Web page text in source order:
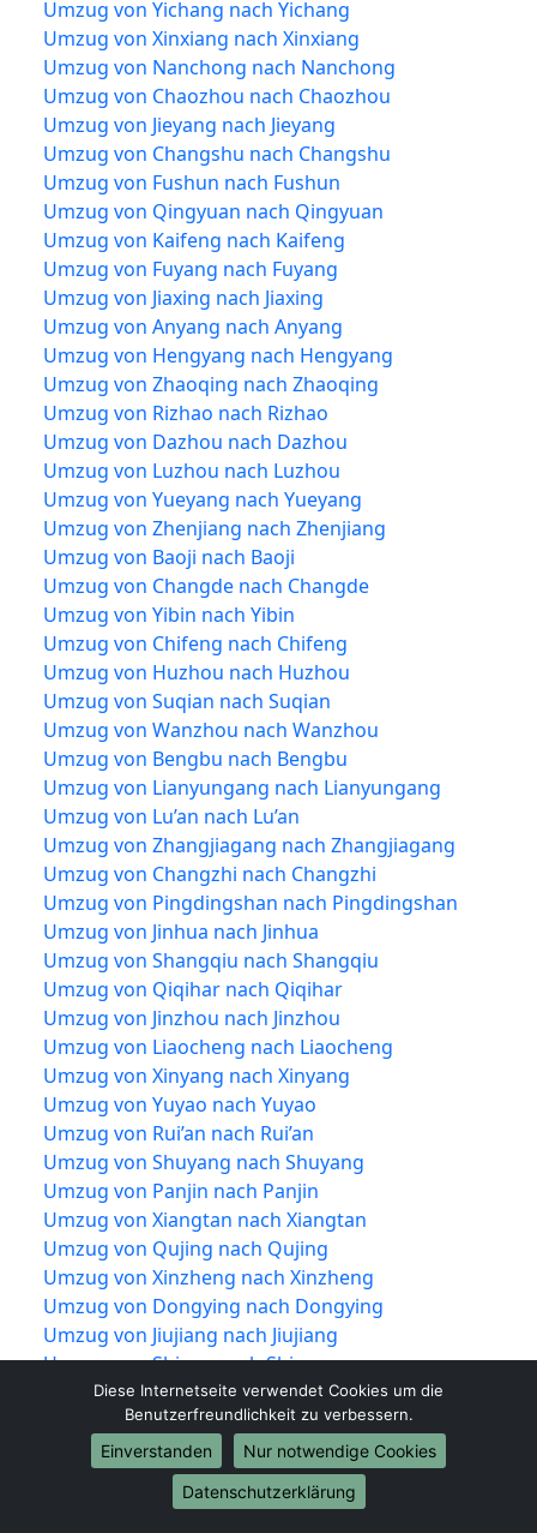
Umzug von Yichang nach Yichang
Umzug von Xinxiang nach Xinxiang
Umzug von Nanchong nach Nanchong
Umzug von Chaozhou nach Chaozhou
Umzug von Jieyang nach Jieyang
Umzug von Changshu nach Changshu
Umzug von Fushun nach Fushun
Umzug von Qingyuan nach Qingyuan
Umzug von Kaifeng nach Kaifeng
Umzug von Fuyang nach Fuyang
Umzug von Jiaxing nach Jiaxing
Umzug von Anyang nach Anyang
Umzug von Hengyang nach Hengyang
Umzug von Zhaoqing nach Zhaoqing
Umzug von Rizhao nach Rizhao
Umzug von Dazhou nach Dazhou
Umzug von Luzhou nach Luzhou
Umzug von Yueyang nach Yueyang
Umzug von Zhenjiang nach Zhenjiang
Umzug von Baoji nach Baoji
Umzug von Changde nach Changde
Umzug von Yibin nach Yibin
Umzug von Chifeng nach Chifeng
Umzug von Huzhou nach Huzhou
Umzug von Suqian nach Suqian
Umzug von Wanzhou nach Wanzhou
Umzug von Bengbu nach Bengbu
Umzug von Lianyungang nach Lianyungang
Umzug von Lu’an nach Lu’an
Umzug von Zhangjiagang nach Zhangjiagang
Umzug von Changzhi nach Changzhi
Umzug von Pingdingshan nach Pingdingshan
Umzug von Jinhua nach Jinhua
Umzug von Shangqiu nach Shangqiu
Umzug von Qiqihar nach Qiqihar
Umzug von Jinzhou nach Jinzhou
Umzug von Liaocheng nach Liaocheng
Umzug von Xinyang nach Xinyang
Umzug von Yuyao nach Yuyao
Umzug von Rui’an nach Rui’an
Umzug von Shuyang nach Shuyang
Umzug von Panjin nach Panjin
Umzug von Xiangtan nach Xiangtan
Umzug von Qujing nach Qujing
Umzug von Xinzheng nach Xinzheng
Umzug von Dongying nach Dongying
Umzug von Jiujiang nach Jiujiang
Umzug von Shiyan nach Shiyan
Umzug von Jīngzhōu nach Jīngzhōu
Umzug von Yueqing nach Yueqing
Umzug von Tengzhou nach Tengzhou
Umzug von Nan’an nach Nan’an
Umzug von Puning nach Puning
Diese Internetseite verwendet Cookies um die
Benutzerfreundlichkeit zu verbessern.
Einverstanden
Nur notwendige Cookies
Datenschutzerklärung